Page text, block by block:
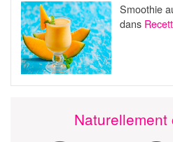
Smoothie
dans
Naturellement